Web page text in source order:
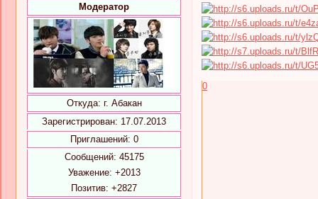
Модератор
Откуда: г. Абакан
Зарегистрирован: 17.07.2013
Приглашений: 0
Сообщений: 45175
Уважение: +2013
Позитив: +2827
0